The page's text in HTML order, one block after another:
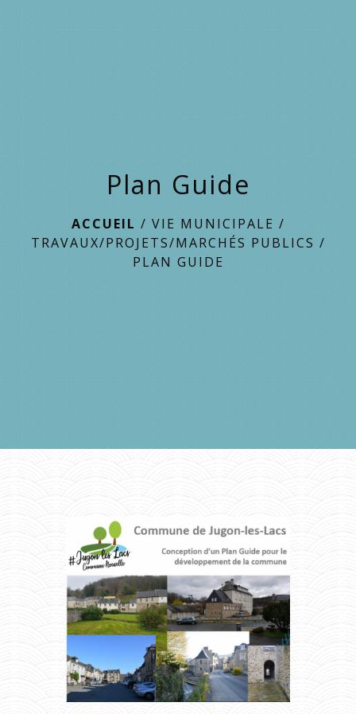
Plan Guide
ACCUEIL / VIE MUNICIPALE /
TRAVAUX/PROJETS/MARCHÉS PUBLICS /
PLAN GUIDE